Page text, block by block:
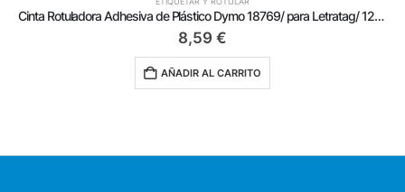
Cinta Rotuladora Adhesiva de Plástico Dymo 18769/ para Letratag/ 12mm x 2m/ Negra-Blanca
8,59 €
AÑADIR AL CARRITO